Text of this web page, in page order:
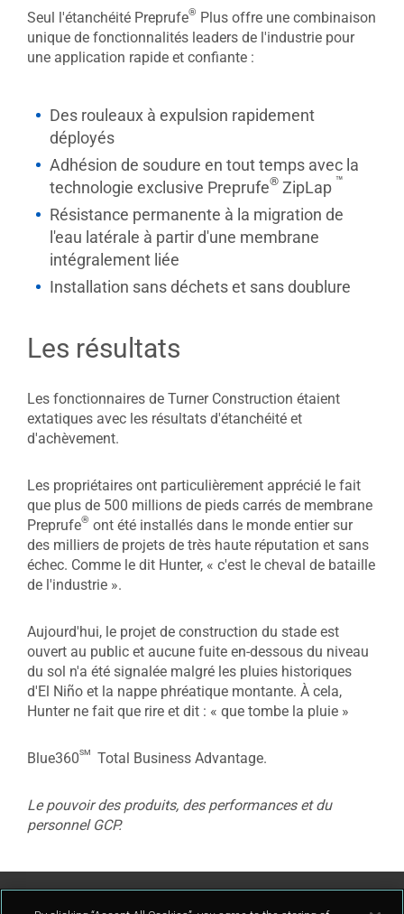
Seul l'étanchéité Preprufe® Plus offre une combinaison
unique de fonctionnalités leaders de l'industrie pour
une application rapide et confiante :
Des rouleaux à expulsion rapidement
déployés
Adhésion de soudure en tout temps avec la
technologie exclusive Preprufe® ZipLap ™
Résistance permanente à la migration de
l'eau latérale à partir d'une membrane
intégralement liée
Installation sans déchets et sans doublure
Les résultats
Les fonctionnaires de Turner Construction étaient
extatiques avec les résultats d'étanchéité et
d'achèvement.
Les propriétaires ont particulièrement apprécié le fait
que plus de 500 millions de pieds carrés de membrane
Preprufe® ont été installés dans le monde entier sur
des milliers de projets de très haute réputation et sans
échec. Comme le dit Hunter, « c'est le cheval de bataille
de l'industrie ».
Aujourd'hui, le projet de construction du stade est
ouvert au public et aucune fuite en-dessous du niveau
du sol n'a été signalée malgré les pluies historiques
d'El Niño et la nappe phréatique montante. À cela,
Hunter ne fait que rire et dit : « que tombe la pluie »
Blue360sm Total Business Advantage.
Le pouvoir des produits, des performances et du
personnel GCP.